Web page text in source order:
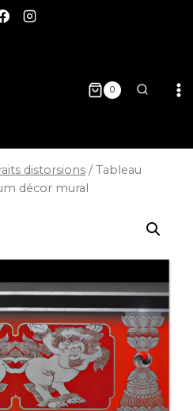
0
distorsions / Tableau
décor mural